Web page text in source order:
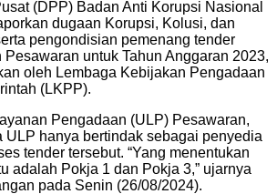
(DPP) Badan Anti Korupsi Nasional
dugaan Korupsi, Kolusi, dan
pengondisian pemenang tender
untuk Tahun Anggaran 2023,
oleh Lembaga Kebijakan Pengadaan
(LKPP).
Pengadaan (ULP) Pesawaran,
ULP hanya bertindak sebagai penyedia
tender tersebut. “Yang menentukan
adalah Pokja 1 dan Pokja 3,” ujarnya
pada Senin (26/08/2024).